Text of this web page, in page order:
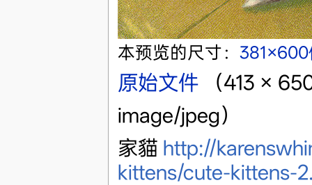
本预览的尺寸：
原始文件‎
（413 ×
image/jpeg）
家貓 http://
kittens/cute-kittens-